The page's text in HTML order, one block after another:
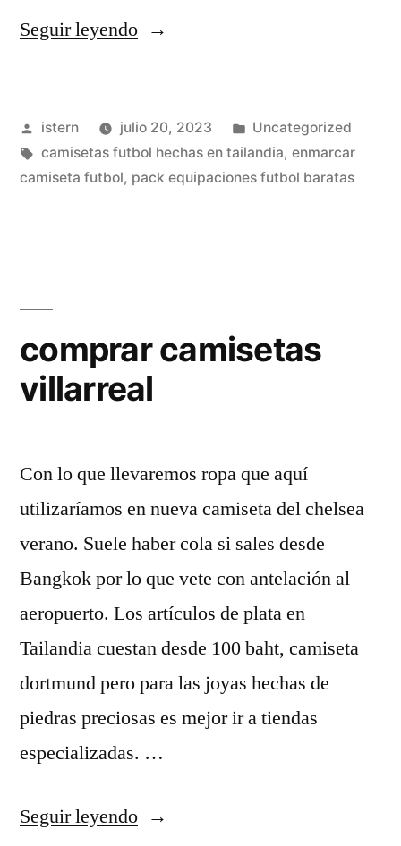
Seguir leyendo«ropa
Publicado
por
istern julio 20, 2023
Publicado
en
Uncategorized
Etiquetas:
camisetas futbol hechas en tailandia, enmarcar
camiseta futbol, pack equipaciones futbol baratas
comprar camisetas
villarreal
Con lo que llevaremos ropa que aquí
utilizaríamos en nueva camiseta del chelsea
verano. Suele haber cola si sales desde
Bangkok por lo que vete con antelación al
aeropuerto. Los artículos de plata en
Tailandia cuestan desde 100 baht, camiseta
dortmund pero para las joyas hechas de
piedras preciosas es mejor ir a tiendas
especializadas. …
Seguir leyendo«comprar